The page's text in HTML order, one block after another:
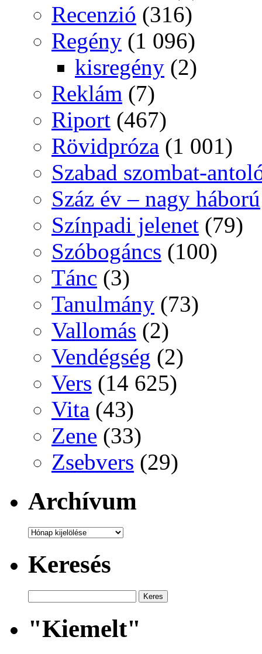
Recenzió (316)
Regény (1 096)
kisregény (2)
Reklám (7)
Riport (467)
Rövidpróza (1 001)
Szabad szombat-
Száz év – nagy háború
Színpadi jelenet (79)
Szóbogáncs (100)
Tánc (3)
Tanulmány (73)
Vallomás (2)
Vendégség (2)
Vers (14 625)
Vita (43)
Zene (33)
Zsebvers (29)
Archívum
Archívum
Keresés
"Kiemelt"